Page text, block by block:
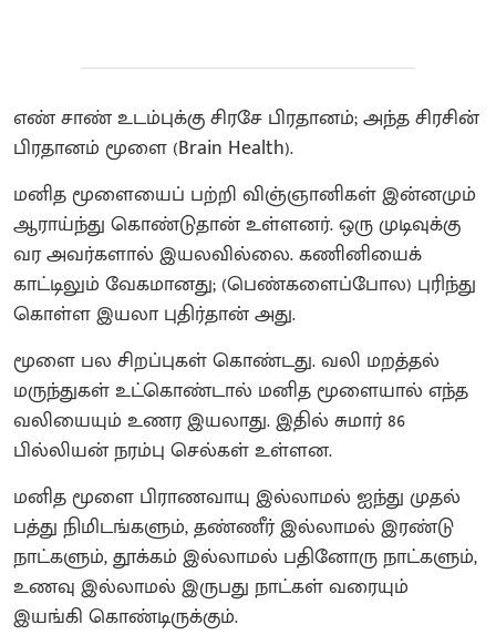
எண் சாண் உடம்புக்கு சிரசே பிரதானம்; அந்த சிரசின்
பிரதானம் மூளை (Brain Health).
மனித மூளையைப் பற்றி விஞ்ஞானிகள் இன்னமும்
ஆராய்ந்து கொண்டுதான் உள்ளனர். ஒரு முடிவுக்கு
வர அவர்களால் இயலவில்லை. கணினியைக்
காட்டிலும் வேகமானது; (பெண்களைப்போல) புரிந்து
கொள்ள இயலா புதிர்தான் அது.
மூளை பல சிறப்புகள் கொண்டது. வலி மறத்தல்
மருந்துகள் உட்கொண்டால் மனித மூளையால் எந்த
வலியையும் உணர இயலாது. இதில் சுமார் 86
பில்லியன் நரம்பு செல்கள் உள்ளன.
மனித மூளை பிராணவாயு இல்லாமல் ஐந்து முதல்
பத்து நிமிடங்களும், தண்ணீர் இல்லாமல் இரண்டு
நாட்களும், தூக்கம் இல்லாமல் பதினோரு நாட்களும்,
உணவு இல்லாமல் இருபது நாட்கள் வரையும்
இயங்கி கொண்டிருக்கும்.